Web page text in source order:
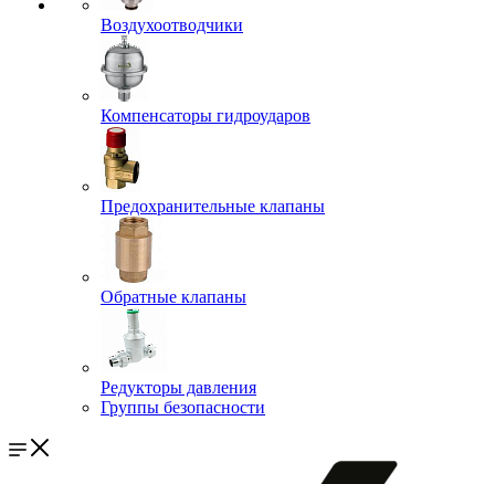
Воздухоотводчики
Компенсаторы гидроударов
Предохранительные клапаны
Обратные клапаны
Редукторы давления
Группы безопасности